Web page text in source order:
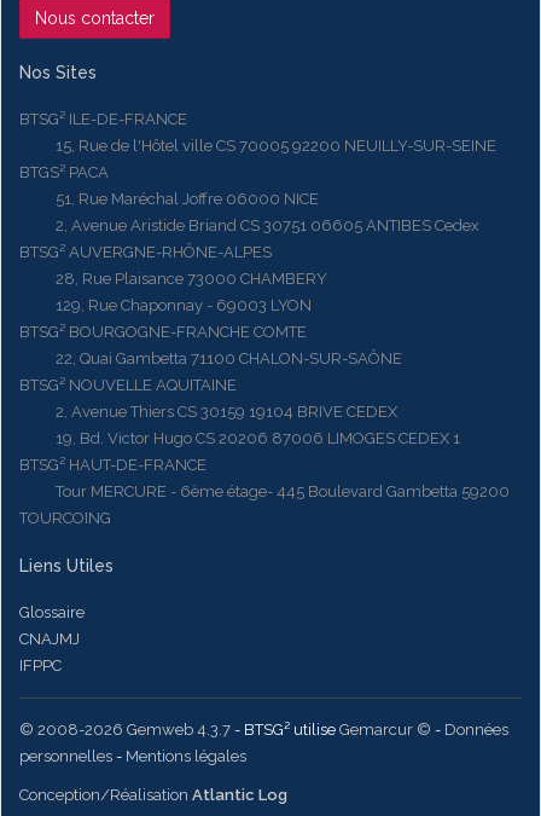
Nous contacter
Nos Sites
BTSG² ILE-DE-FRANCE
15, Rue de l'Hôtel ville CS 70005 92200 NEUILLY-SUR-SEINE
BTGS² PACA
51, Rue Maréchal Joffre 06000 NICE
2, Avenue Aristide Briand CS 30751 06605 ANTIBES Cedex
BTSG² AUVERGNE-RHÔNE-ALPES
28, Rue Plaisance 73000 CHAMBERY
129, Rue Chaponnay - 69003 LYON
BTSG² BOURGOGNE-FRANCHE COMTE
22, Quai Gambetta 71100 CHALON-SUR-SAÔNE
BTSG² NOUVELLE AQUITAINE
2, Avenue Thiers CS 30159 19104 BRIVE CEDEX
19, Bd. Victor Hugo CS 20206 87006 LIMOGES CEDEX 1
BTSG² HAUT-DE-FRANCE
Tour MERCURE - 6ème étage- 445 Boulevard Gambetta 59200
TOURCOING
Liens Utiles
Glossaire
CNAJMJ
IFPPC
© 2008-2026 Gemweb 4.3.7 - BTSG² utilise Gemarcur © - Données
personnelles - Mentions légales
Conception/Réalisation Atlantic Log